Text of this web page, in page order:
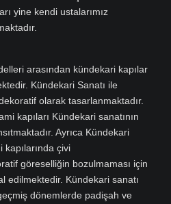
yine kendi ustalarımız
arasından kündekari kapılar
Kündekari Sanatı ile
olarak tasarlanmaktadır.
kapıları Kündekari sanatının
Ayrıca Kündekari
kapılarında çivi
göreselliğin bozulmaması için
edilmektedir. Kündekari sanatı
dönemlerde padişah ve